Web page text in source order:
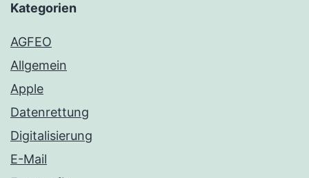
Kategorien
AGFEO
Allgemein
Apple
Datenrettung
Digitalisierung
E-Mail